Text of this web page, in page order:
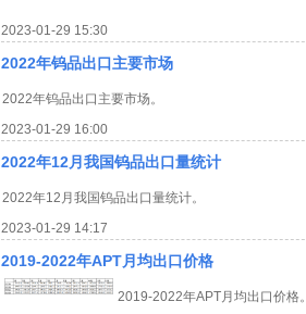
2023-01-29 15:30
2022年钨品出口主要市场
2022年钨品出口主要市场。
2023-01-29 16:00
2022年12月我国钨品出口量统计
2022年12月我国钨品出口量统计。
2023-01-29 14:17
2019-2022年APT月均出口价格
2019-2022年APT月均出口价格。